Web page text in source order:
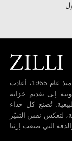
منذ عام 1965، أعادت ZILLI صياغة مفهوم الأزياء الرجالية الفاخرة من
إلى تقديم خزانة
تُصنع كل حذاء
لتعكس نفس التميّز